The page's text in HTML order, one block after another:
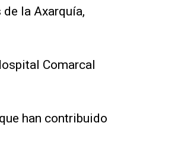
la Axarquía,
Comarcal
han contribuido